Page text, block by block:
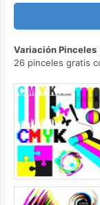
Variación Pinceles
26 pinceles gratis